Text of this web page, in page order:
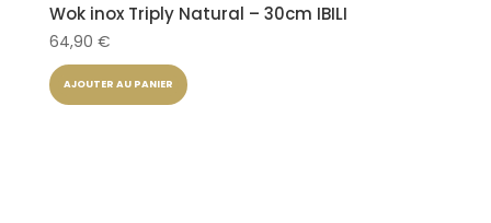
Wok inox Triply Natural – 30cm IBILI
64,90 €
AJOUTER AU PANIER